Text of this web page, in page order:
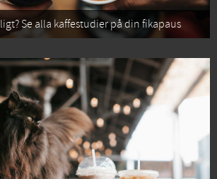
Se alla kaffestudier på din fikapaus